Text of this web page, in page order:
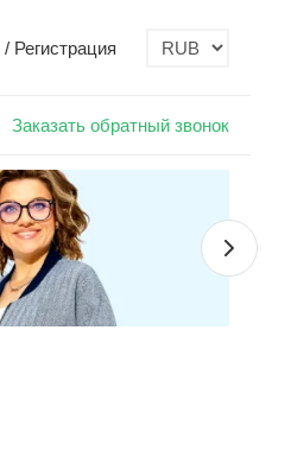
/ Регистрация
Заказать обратный звонок